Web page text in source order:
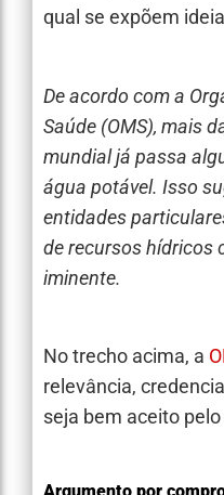
qual se expõem
De acordo com a
Saúde (OMS), mais
mundial já passa
água potável. Isso
entidades
de recursos hídricos
iminente.
No trecho acima, a
relevância,
seja bem aceito
Argumento por